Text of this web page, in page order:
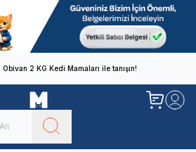
Obivan 2 KG Kedi Mamaları ile tanışın!